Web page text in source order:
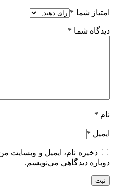
امتیاز شما *
دیدگاه شما *
نام *
ایمیل *
ذخیره نام، ایمیل و وبسایت
دوباره دیدگاهی می‌نویسم.